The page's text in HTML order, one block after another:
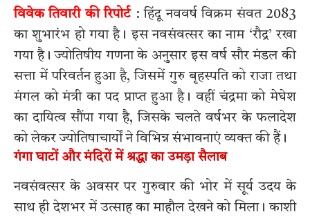
विवेक तिवारी की रिपोर्ट: हिंदू नववर्ष विक्रम संवत 2083
का शुभारंभ हो गया है। इस नवसंवत्सर का नाम ‘रौद्र’ रखा
गया है। ज्योतिषीय गणना के अनुसार इस वर्ष सौर मंडल की
सत्ता में परिवर्तन हुआ है, जिसमें गुरु बृहस्पति को राजा तथा
मंगल को मंत्री का पद प्राप्त हुआ है। वहीं चंद्रमा को मेघेश
का दायित्व सौंपा गया है, जिसके चलते वर्षभर के फलादेश
को लेकर ज्योतिषाचार्यों ने विभिन्न संभावनाएं व्यक्त की हैं।
गंगा घाटों और मंदिरों में श्रद्धा का उमड़ा सैलाब
नवसंवत्सर के अवसर पर गुरुवार की भोर में सूर्य उदय के
साथ ही देशभर में उत्साह का माहौल देखने को मिला। काशी